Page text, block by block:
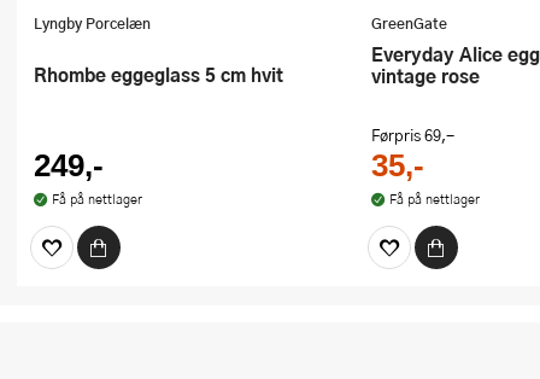
Lyngby Porcelæn
Rhombe eggeglass 5 cm hvit
249,-
Få på nettlager
GreenGate
Everyday Alice eggeglass 6,5 cm
vintage rose
Førpris69,-
35,-
Få på nettlager